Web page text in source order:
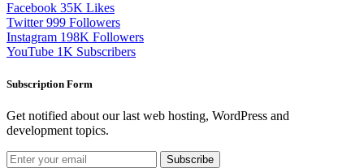
Facebook 35K Likes
Twitter 999 Followers
Instagram 198K Followers
YouTube 1K Subscribers
Subscription Form
Get notified about our last web hosting, WordPress and
development topics.
Subscribe